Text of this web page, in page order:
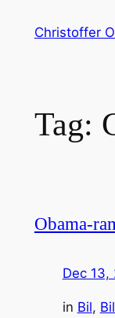
Christoffer
Tag:
Obama-
Dec 13,
in Bil,